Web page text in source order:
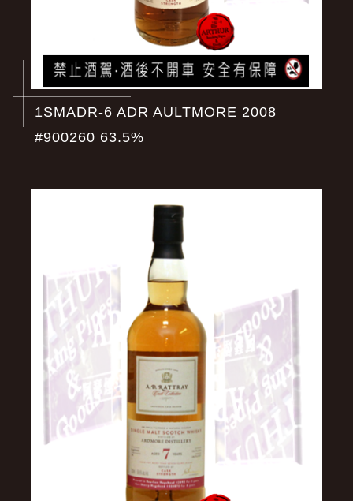
1SMADR-6 ADR AULTMORE 2008
#900260 63.5%